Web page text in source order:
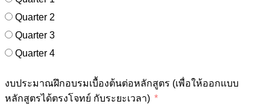
Quarter 2
Quarter 3
Quarter 4
งบประมาณฝึกอบรมเบื้องต้นต่อหลักสูตร (เพื่อให้ออกแบบ
หลักสูตรได้ตรงโจทย์ กับระยะเวลา)